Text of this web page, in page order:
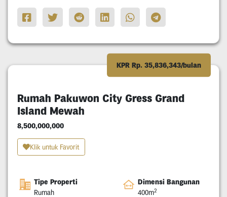
KPR Rp. 35,836,343/bulan
Rumah Pakuwon City Gress Grand
Island Mewah
8,500,000,000
Klik untuk Favorit
Tipe Properti
Rumah
Dimensi Bangunan
400m2